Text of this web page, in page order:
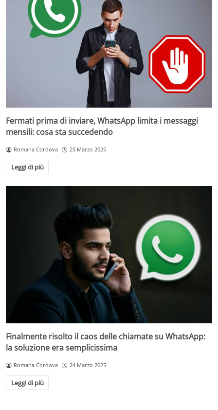
Fermati prima di inviare, WhatsApp limita i messaggi
mensili: cosa sta succedendo
Romana Cordova 25 Marzo 2025
Leggi di più
Finalmente risolto il caos delle chiamate su WhatsApp:
la soluzione era semplicissima
Romana Cordova 24 Marzo 2025
Leggi di più